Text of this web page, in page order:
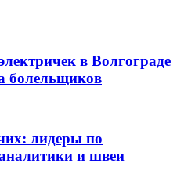
в Волгограде
болельщиков
лидеры по
и швеи